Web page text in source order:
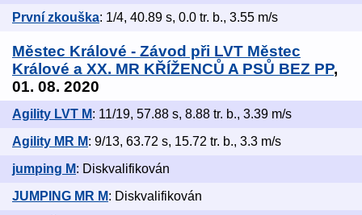
První zkouška: 1/4, 40.89 s, 0.0 tr. b., 3.55 m/s
Městec Králové - Závod při LVT Městec
Králové a XX. MR KŘÍŽENCŮ A PSŮ BEZ PP,
01. 08. 2020
Agility LVT M: 11/19, 57.88 s, 8.88 tr. b., 3.39 m/s
Agility MR M: 9/13, 63.72 s, 15.72 tr. b., 3.3 m/s
jumping M: Diskvalifikován
JUMPING MR M: Diskvalifikován